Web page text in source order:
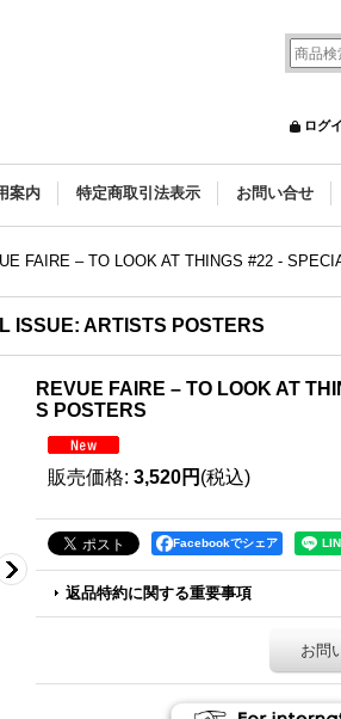
ログ
案内 特定商取引法表示 お問い合せ
FAIRE – TO LOOK AT THINGS #22 -
ISSUE: ARTISTS POSTERS
REVUE FAIRE – TO LOOK AT
S POSTERS
販売価格: 3,520円 (税込)
Facebookでシェア
返品特約に関する重要事項
お問